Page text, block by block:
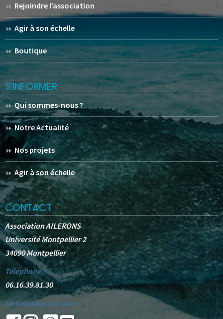
Rejoindre l’association
Agir à son échelle
Boutique
S’INFORMER
Qui sommes-nous ?
Notre Actualité
Nos projets
Agir à son échelle
CONTACT
Association AILERONS
Université Montpellier 2
34090 Montpellier
Téléphone :
06.16.39.81.30
Nos réseaux sociaux :